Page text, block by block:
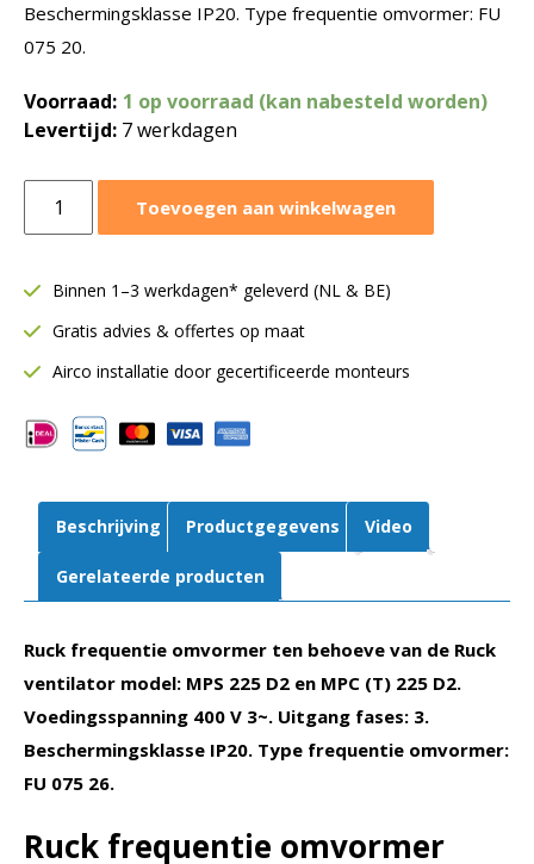
Beschermingsklasse IP20. Type frequentie omvormer: FU
075 20.
Voorraad: 1 op voorraad (kan nabesteld worden)
Levertijd: 7 werkdagen
frequentie
0-
3~
|
MPS
225
MPC
075
20)
aantal
Toevoegen aan winkelwagen
Binnen 1–3 werkdagen* geleverd (NL & BE)
Gratis advies & offertes op maat
Airco installatie door gecertificeerde monteurs
Beschrijving Productgegevens Video
Gerelateerde producten
Ruck frequentie omvormer ten behoeve van de Ruck
ventilator model: MPS 225 D2 en MPC (T) 225 D2.
Voedingsspanning 400 V 3~. Uitgang fases: 3.
Beschermingsklasse IP20. Type frequentie omvormer:
FU 075 26.
Ruck frequentie omvormer